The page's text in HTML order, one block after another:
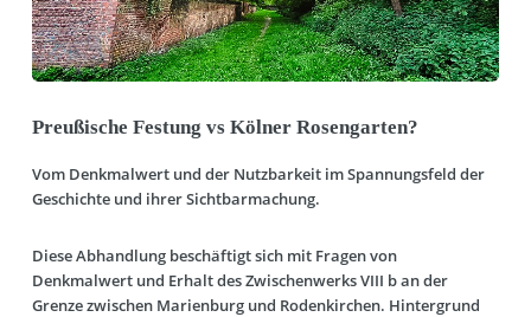
Preußische Festung vs Kölner Rosengarten?
Vom Denkmalwert und der Nutzbarkeit im Spannungsfeld der
Geschichte und ihrer Sichtbarmachung.
Diese Abhandlung beschäftigt sich mit Fragen von
Denkmalwert und Erhalt des Zwischenwerks VIII b an der
Grenze zwischen Marienburg und Rodenkirchen. Hintergrund